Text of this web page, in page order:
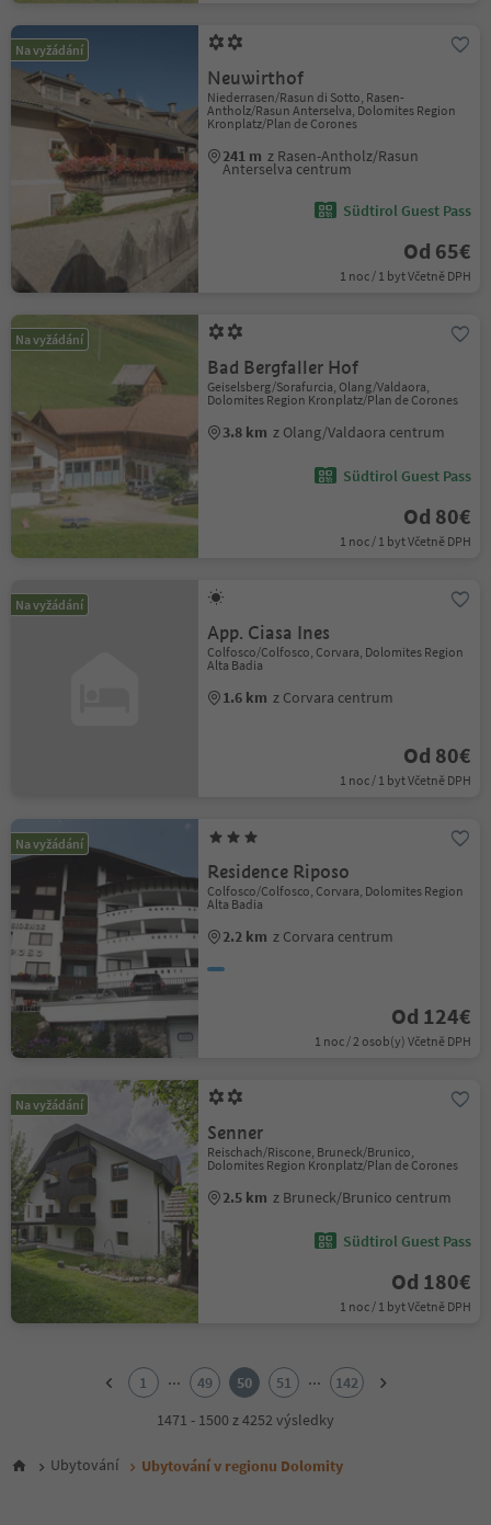
Na vyžádání
Neuwirthof
Niederrasen/Rasun di Sotto, Rasen-
Antholz/Rasun Anterselva, Dolomites Region
Kronplatz/Plan de Corones
241 m z Rasen-Antholz/Rasun
Anterselva centrum
Südtirol Guest Pass
Od 65€
1 noc / 1 byt Včetně DPH
Na vyžádání
Bad Bergfaller Hof
Geiselsberg/Sorafurcia, Olang/Valdaora,
Dolomites Region Kronplatz/Plan de Corones
3.8 km z Olang/Valdaora centrum
Südtirol Guest Pass
Od 80€
1 noc / 1 byt Včetně DPH
Na vyžádání
App. Ciasa Ines
Colfosco/Colfosco, Corvara, Dolomites Region
Alta Badia
1.6 km z Corvara centrum
Od 80€
1 noc / 1 byt Včetně DPH
Na vyžádání
Residence Riposo
Colfosco/Colfosco, Corvara, Dolomites Region
Alta Badia
2.2 km z Corvara centrum
Od 124€
1 noc / 2 osob(y) Včetně DPH
Na vyžádání
Senner
Reischach/Riscone, Bruneck/Brunico,
Dolomites Region Kronplatz/Plan de Corones
2.5 km z Bruneck/Brunico centrum
Südtirol Guest Pass
Od 180€
1 noc / 1 byt Včetně DPH
6
1 ... 49 50 51 ...
142
1471 - 1500 z 4252 výsledky
Ubytování Ubytování v regionu Dolomity